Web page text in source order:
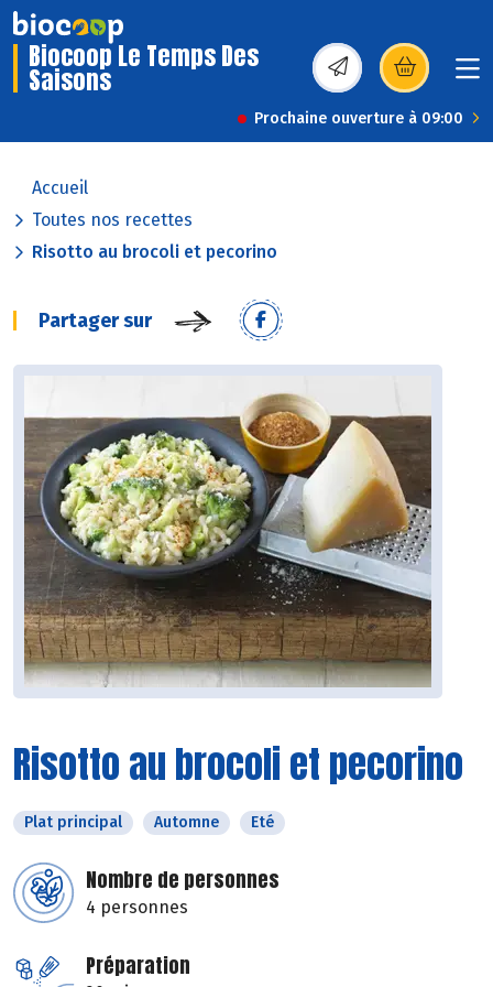
Biocoop Le Temps Des
Saisons (s’ouvre dans une
Prochaine ouverture à 09:00
Accueil
Toutes nos recettes
Risotto au brocoli et pecorino
Partager sur
Risotto au brocoli et pecorino
Plat principal Automne Eté
Nombre de personnes
4 personnes
Préparation